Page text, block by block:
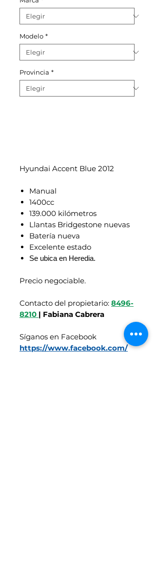
Modelo *
Provincia *
Hyundai Accent Blue 2012
Manual
1400cc
139.000 kilómetros
Llantas Bridgestone nuevas
Batería nueva
Excelente estado
Se ubica en Heredia.
Precio negociable.
Contacto del propietario: 8496-
8210 | Fabiana Cabrera
Síganos en Facebook
https://www.facebook.com/